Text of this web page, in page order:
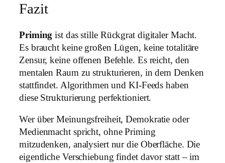
Fazit
Priming ist das stille Rückgrat digitaler Macht.
Es braucht keine großen Lügen, keine totalitäre
Zensur, keine offenen Befehle. Es reicht, den
mentalen Raum zu strukturieren, in dem Denken
stattfindet. Algorithmen und KI-Feeds haben
diese Strukturierung perfektioniert.
Wer über Meinungsfreiheit, Demokratie oder
Medienmacht spricht, ohne Priming
mitzudenken, analysiert nur die Oberfläche. Die
eigentliche Verschiebung findet davor statt – im